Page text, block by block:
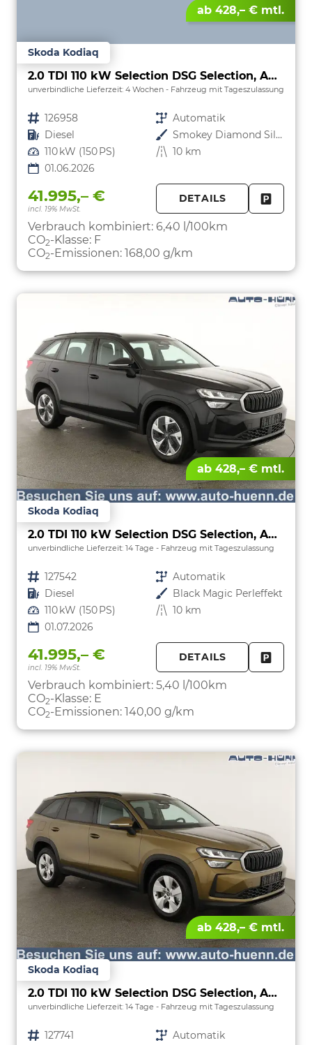
ab 428,– € mtl.
Skoda Kodiaq
2.0 TDI 110 kW Selection DSG Selection, AHK, Navi, Side, Kamera, Winter, 4 J.-Garantie
unverbindliche Lieferzeit: 4 Wochen Fahrzeug mit Tageszulassung
Fahrzeugnr. 126958 Getriebe Automatik
Kraftstoff Diesel Außenfarbe
Smokey Diamond Silver Metallic
Leistung 110 kW (150 PS) Kilometerstand 10 km
01.06.2026
41.995,– €
incl. 19% MwSt.
DETAILS
Verbrauch kombiniert: 6,40 l/100km
CO2-Klasse: F
CO2-Emissionen: 168,00 g/km
ab 428,– € mtl.
Skoda Kodiaq
2.0 TDI 110 kW Selection DSG Selection, AHK, Navi, Side, Kamera, Winter, 4 J.-Garantie
unverbindliche Lieferzeit: 14 Tage Fahrzeug mit Tageszulassung
Fahrzeugnr. 127542 Getriebe Automatik
Kraftstoff Diesel Außenfarbe Black Magic Perleffekt
Leistung 110 kW (150 PS) Kilometerstand 10 km
01.07.2026
41.995,– €
incl. 19% MwSt.
DETAILS
Verbrauch kombiniert: 5,40 l/100km
CO2-Klasse: E
CO2-Emissionen: 140,00 g/km
ab 428,– € mtl.
Skoda Kodiaq
2.0 TDI 110 kW Selection DSG Selection, AHK, Navi, Kamera, Side, Winter
unverbindliche Lieferzeit: 14 Tage Fahrzeug mit Tageszulassung
Fahrzeugnr. 127741 Getriebe Automatik